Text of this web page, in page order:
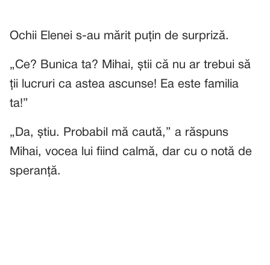
Ochii Elenei s-au mărit puțin de surpriză.
„Ce? Bunica ta? Mihai, știi că nu ar trebui să
ții lucruri ca astea ascunse! Ea este familia
ta!”
„Da, știu. Probabil mă caută,” a răspuns
Mihai, vocea lui fiind calmă, dar cu o notă de
speranță.